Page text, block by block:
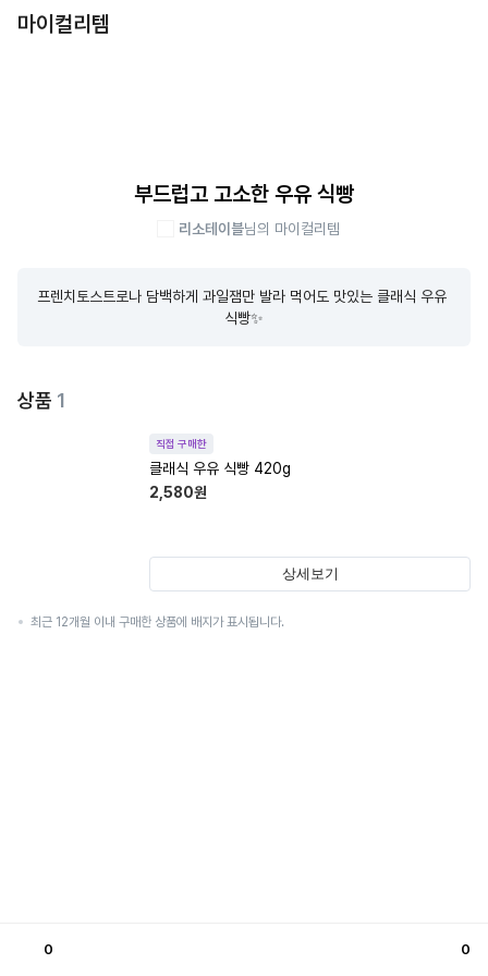
마이컬리템
부드럽고 고소한 우유 식빵
리소테이블님의 마이컬리템
프렌치토스트로나 담백하게 과일잼만 발라 먹어도 맛있는 클래식 우유
식빵✨
상품 1
직접 구매한
클래식 우유 식빵 420g
2,580원
상세보기
최근 12개월 이내 구매한 상품에 배지가 표시됩니다.
0 0